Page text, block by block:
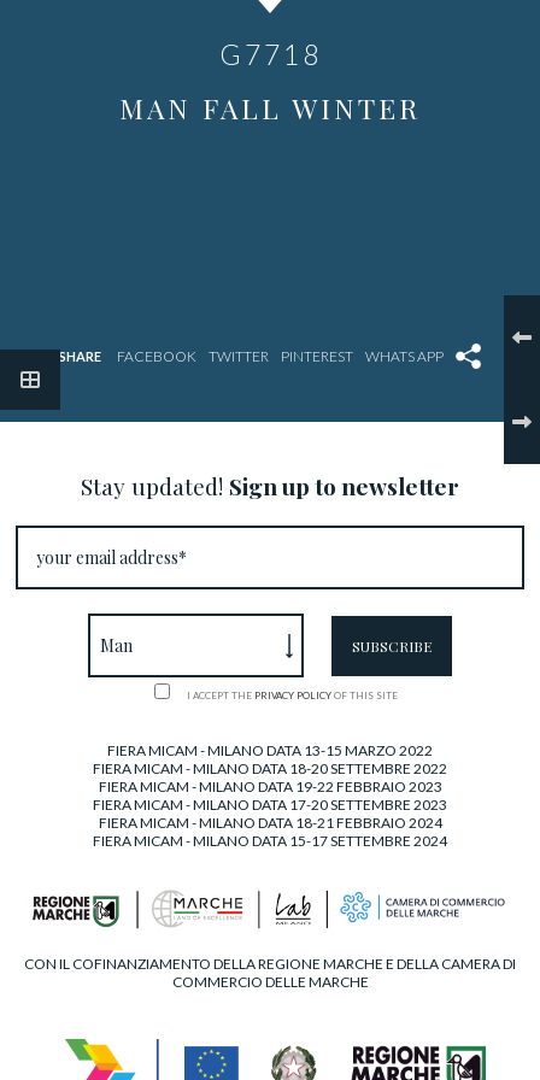
G7718
MAN FALL WINTER
SHARE
Stay updated! Sign up to newsletter
I ACCEPT THE PRIVACY POLICY OF THIS SITE
FIERA MICAM - MILANO DATA 13-15 MARZO 2022
FIERA MICAM - MILANO DATA 18-20 SETTEMBRE 2022
FIERA MICAM - MILANO DATA 19-22 FEBBRAIO 2023
FIERA MICAM - MILANO DATA 17-20 SETTEMBRE 2023
FIERA MICAM - MILANO DATA 18-21 FEBBRAIO 2024
FIERA MICAM - MILANO DATA 15-17 SETTEMBRE 2024
CON IL COFINANZIAMENTO DELLA REGIONE MARCHE E DELLA CAMERA DI
COMMERCIO DELLE MARCHE